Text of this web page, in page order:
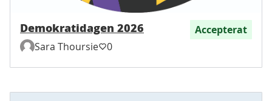
Demokratidagen 2026
Accepterat
Sara Thoursie
0